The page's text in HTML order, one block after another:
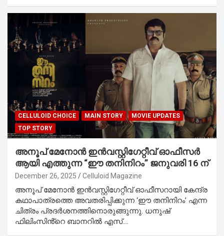
CELLULOID CHOICE MAIN STORY
MOVIE UPDATES
TOP STORY
അനൂപ് മേനോൻ ഇൻവസ്റ്റിഗേറ്റീവ് ഓഫീസർ
ആയി എത്തുന്ന “ഈ തനിനിറം” ജനുവരി 16 ന്
December 26, 2025 Celluloid Magazine
അനൂപ് മേനോൻ ഇൻവസ്റ്റിഗേറ്റീവ് ഓഫീസറായി കേന്ദ്ര
കഥാപാത്രത്തെ അവതരിപ്പിക്കുന്ന ‘ഈ തനിനിറം’ എന്ന
ചിത്രം പ്രദർശനത്തിനൊരുങ്ങുന്നു. ധനുഷ്
ഫിലിംസിൻ്റെ ബാനറിൽ എസ്.…